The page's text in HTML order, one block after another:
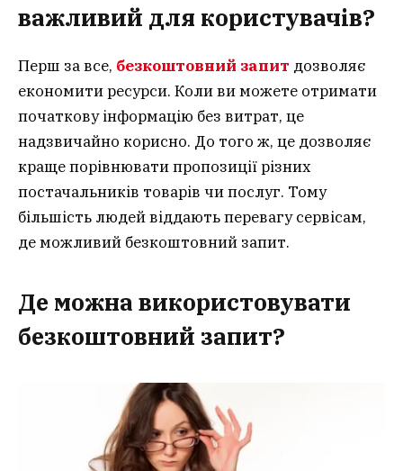
важливий для користувачів?
Перш за все, безкоштовний запит дозволяє
економити ресурси. Коли ви можете отримати
початкову інформацію без витрат, це
надзвичайно корисно. До того ж, це дозволяє
краще порівнювати пропозиції різних
постачальників товарів чи послуг. Тому
більшість людей віддають перевагу сервісам,
де можливий безкоштовний запит.
Де можна використовувати
безкоштовний запит?